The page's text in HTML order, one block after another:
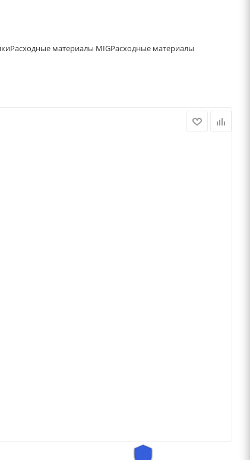
Расходные материалы MIGРасходные материалы